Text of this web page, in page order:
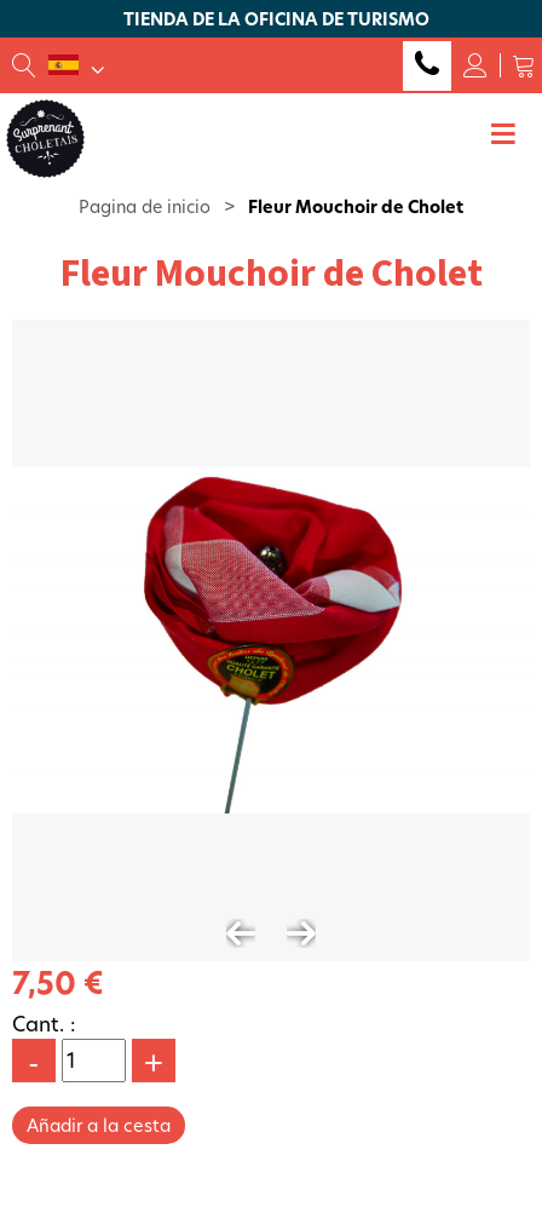
TIENDA DE LA OFICINA DE TURISMO
Pagina de inicio > Fleur Mouchoir de Cholet
Fleur Mouchoir de Cholet
7,50 €
Cant. :
- +